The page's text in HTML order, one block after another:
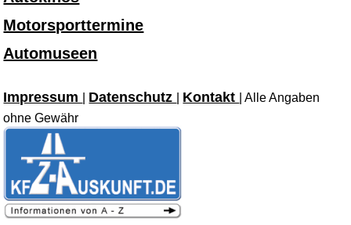
Motorsporttermine
Automuseen
Impressum Datenschutz Kontakt
| Alle Angaben
ohne Gewähr